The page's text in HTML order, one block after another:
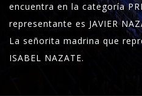
encuentra en la categoría
representante es JAVIER
La señorita madrina que
ISABEL NAZATE.